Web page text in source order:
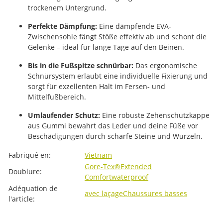
trockenem Untergrund.
Perfekte Dämpfung: Eine dämpfende EVA-
Zwischensohle fängt Stöße effektiv ab und schont die
Gelenke – ideal für lange Tage auf den Beinen.
Bis in die Fußspitze schnürbar: Das ergonomische
Schnürsystem erlaubt eine individuelle Fixierung und
sorgt für exzellenten Halt im Fersen- und
Mittelfußbereich.
Umlaufender Schutz: Eine robuste Zehenschutzkappe
aus Gummi bewahrt das Leder und deine Füße vor
Beschädigungen durch scharfe Steine und Wurzeln.
#productDetails.itemInformation#
#productDetails.itemValue#
Fabriqué en:
Vietnam
Doublure:
Gore-Tex®Extended
Comfortwaterproof
Adéquation de
l'article:
avec laçageChaussures basses